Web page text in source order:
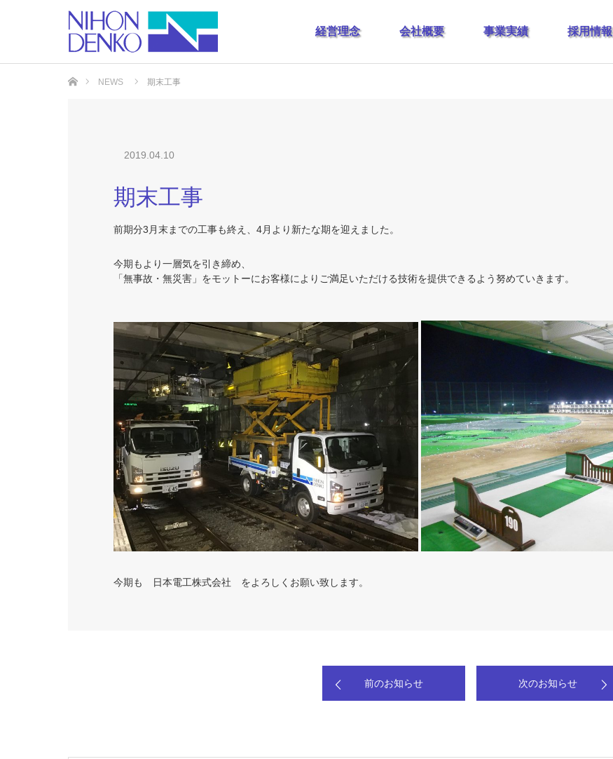
経営理念 会社概要 事業実績 採用情報
NEWS
期末工事
2019.04.10
期末工事
前期分3月末までの工事も終え、4月より新たな期を迎えました。
今期もより一層気を引き締め、
「無事故・無災害」をモットーにお客様によりご満足いただける技術を提供できるよう努めていきます。
今期も 日本電工株式会社 をよろしくお願い致します。
前のお知らせ 次のお知らせ